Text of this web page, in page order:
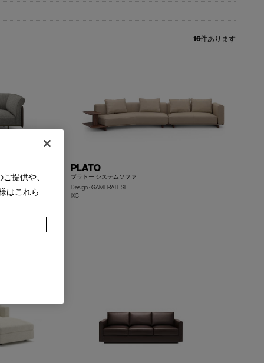
16件あります
+
PLATO
プラトー システムソファ
Design : GAMFRATESI
IXC
提供や、
はこれら